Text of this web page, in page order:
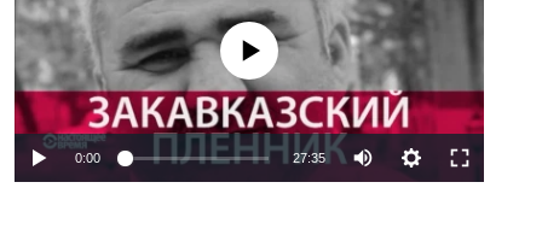
No media source currently available
0:00 27:35